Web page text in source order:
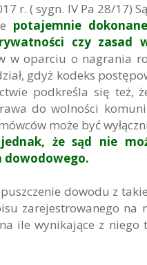
r. ( sygn. IV Pa 28/17)
potajemnie
czy zasad
w oparciu o nagrania
gdyż kodeks
podkreśla się też,
do wolności
może być
że sąd nie
dowodowego.
dowodu z
zarejestrowanego
ile wynikające z niego